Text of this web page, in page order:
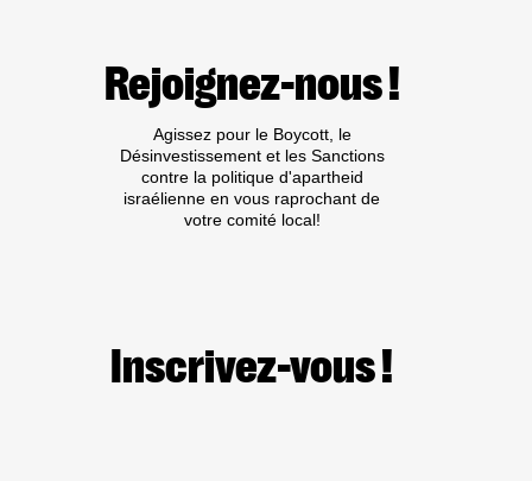
Rejoignez-nous !
Agissez pour le Boycott, le
Désinvestissement et les Sanctions
contre la politique d'apartheid
israélienne en vous raprochant de
votre comité local!
Inscrivez-vous !